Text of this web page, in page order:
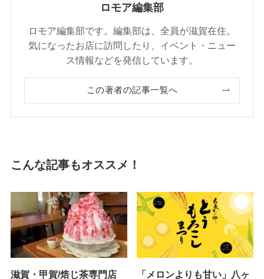
ロモア編集部
ロモア編集部です。編集部は、全員が滋賀在住。
気になったお店に訪問したり、イベント・ニュー
ス情報などを発信しています。
この著者の記事一覧へ
こんな記事もオススメ！
滋賀・甲賀/焙じ茶専門店
「メロンよりも甘い」八ヶ